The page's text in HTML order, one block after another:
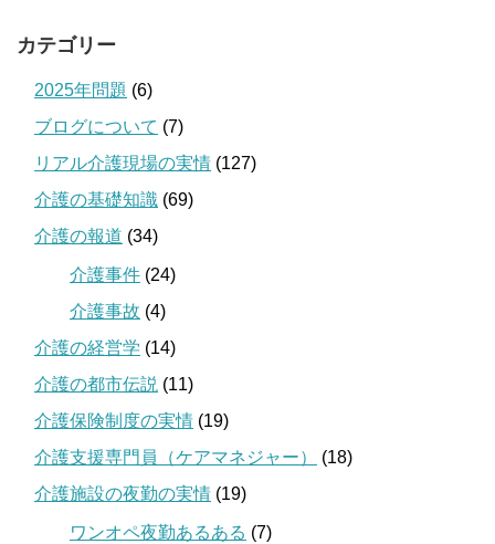
カテゴリー
2025年問題 (6)
ブログについて (7)
リアル介護現場の実情 (127)
介護の基礎知識 (69)
介護の報道 (34)
介護事件 (24)
介護事故 (4)
介護の経営学 (14)
介護の都市伝説 (11)
介護保険制度の実情 (19)
介護支援専門員（ケアマネジャー）
(18)
介護施設の夜勤の実情 (19)
ワンオペ夜勤あるある (7)